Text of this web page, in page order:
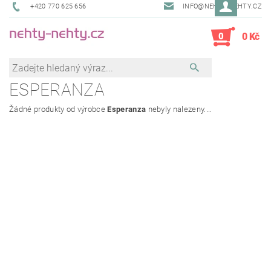
+420 770 625 656 INFO@NEHTY-NEHTY.CZ
0 0 Kč
ESPERANZA
Žádné produkty od výrobceEsperanza nebyly nalezeny....